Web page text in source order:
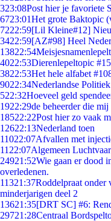
323:08Post hier je favoriete
6723:01Het grote Baktopic
7222:59[Lil Kleine#12]
3422:59[AZ#98] Heel
13822:54
4022:53Dierenlepeltopic
3822:53Het hele alfabet
9022:34Nederlandse
522:32Hoeveel geld
1922:29de beheerder die
18522:22Post hier zo vaak
12622:13Nederland toen
11022:07Afvallen met
11 22:07Algemeen
24921:52Wie gaan er dood
overledenen.
11321:37Roddelpraat onder
minderjarigen deel 2
13621:35[DRT SC] #6:
29721:28Centraal